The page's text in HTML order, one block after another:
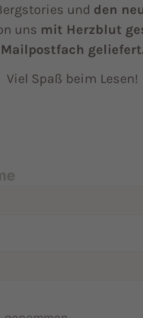
und den
uns mit Herzblut
Mailpostfach
Viel Spaß beim Lesen!